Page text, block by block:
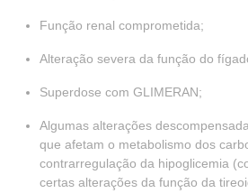
Função renal comprometida;
Alteração severa da função do
Superdose com GLIMERAN;
Algumas alterações
que afetam o metabolismo dos
contrarregulação da hipoglicemia
certas alterações da função da